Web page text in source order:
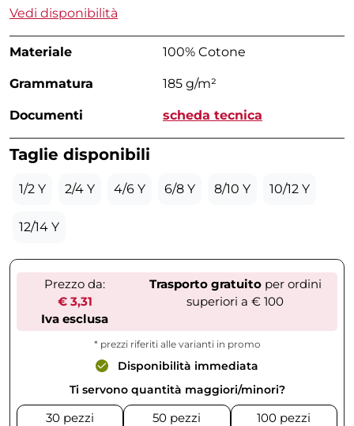
Vedi disponibilità
Materiale 100% Cotone
Grammatura 185 g/m²
Documenti scheda tecnica
Taglie disponibili
1/2 Y 2/4 Y 4/6 Y 6/8 Y 8/10 Y 10/12 Y
12/14 Y
Prezzo da:
€ 3,31
Iva esclusa
Trasporto gratuitoper ordini
superiori a € 100
* prezzi riferiti alle varianti in promo
Disponibilità immediata
Ti servono quantità maggiori/minori?
30 pezzi
50 pezzi
100 pezzi